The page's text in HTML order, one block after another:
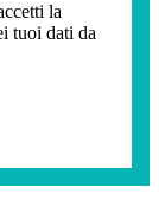
la
tuoi dati da